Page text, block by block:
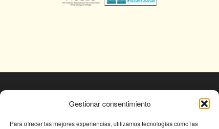
Gestionar consentimiento
Para ofrecer las mejores experiencias, utilizamos tecnologías como las
© Fundación Conjunto Paleontológico de Teruel
Avda. Sagunto s/n, 44002 TERUEL,